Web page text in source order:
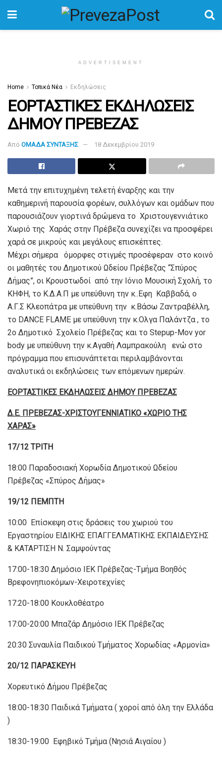
ADVERTISEMENT
Home Τοπικά Νέα Εκδηλώσεις
ΕΟΡΤΑΣΤΙΚΕΣ ΕΚΔΗΛΩΣΕΙΣ
ΔΗΜΟΥ ΠΡΕΒΕΖΑΣ
Από ΟΜΑΔΑ ΣΥΝΤΑΞΗΣ 18 Δεκεμβρίου 2019
Μετά την επιτυχημένη τελετή έναρξης και την
καθημερινή παρουσία φορέων, συλλόγων και ομάδων που
παρουσιάζουν γιορτινά δρώμενα το Χριστουγεννιάτικο
Χωριό της Χαράς στην Πρέβεζα συνεχίζει να προσφέρει
χαρά σε μικρούς και μεγάλους επισκέπτες.
Μέχρι σήμερα όμορφες στιγμές προσέφεραν στο κοινό
οι μαθητές του Δημοτικού Ωδείου Πρέβεζας “Σπύρος
Δήμας”, οι Κρουστωδοί από την Ιόνιο Μουσική Σχολή, το
ΚΗΦΗ, το Κ.Δ.Α.Π με υπεύθυνη την κ..Εφη Καββαδά, ο
Α.Γ.Σ Κλεοπάτρα με υπεύθυνη την κ.Βάσω Ζαντραβέλλη,
το DANCE FLAME με υπεύθυνη την κ.Ολγα Παλάντζα , το
2ο Δημοτικό Σχολείο Πρέβεζας και το Stepup-Mov yor
body με υπεύθυνη την κ.Αγαθή Λαμπρακούλη ενώ στο
πρόγραμμα που επισυνάπτεται περιλαμβάνονται
αναλυτικά οι εκδηλώσεις των επόμενων ημερών.
ΕΟΡΤΑΣΤΙΚΕΣ ΕΚΔΗΛΩΣΕΙΣ ΔΗΜΟΥ ΠΡΕΒΕΖΑΣ
Δ.Ε. ΠΡΕΒΕΖΑΣ-ΧΡΙΣΤΟΥΓΕΝΝΙΑΤΙΚΟ «ΧΩΡΙΟ ΤΗΣ
ΧΑΡΑΣ»
17/12 TΡΙΤΗ
18:00 Παραδοσιακή Χορωδία Δημοτικού Ωδείου
Πρέβεζας «Σπύρος Δήμας»
19/12 ΠΕΜΠΤΗ
10:00 Επίσκεψη στις δράσεις του χωριού του
Εργαστηρίου ΕΙΔΙΚΗΣ ΕΠΑΓΓΕΛΜΑΤΙΚΗΣ ΕΚΠΑΙΔΕΥΣΗΣ
& ΚΑΤΑΡΤΙΣΗ Ν. Σαμψούντας
17:00-18:30 Δημόσιο ΙΕΚ Πρέβεζας-Τμήμα Βοηθός
Βρεφονηπιοκόμων-Χειροτεχνίες
17:20-18:00 Κουκλοθέατρο
17:00-20:00 Μπαζάρ Δημόσιο ΙΕΚ Πρέβεζας
20:30 Συναυλία Παιδικού Τμήματος Χορωδίας «Αρμονία»
20/12 ΠΑΡΑΣΚΕΥΗ
Χορευτικό Δήμου Πρέβεζας
18:00-18:30 Παιδικά Τμήματα ( χοροί από όλη την Ελλάδα
)
18:30-19:00 Εφηβικό Τμήμα (Νησιά Αιγαίου )